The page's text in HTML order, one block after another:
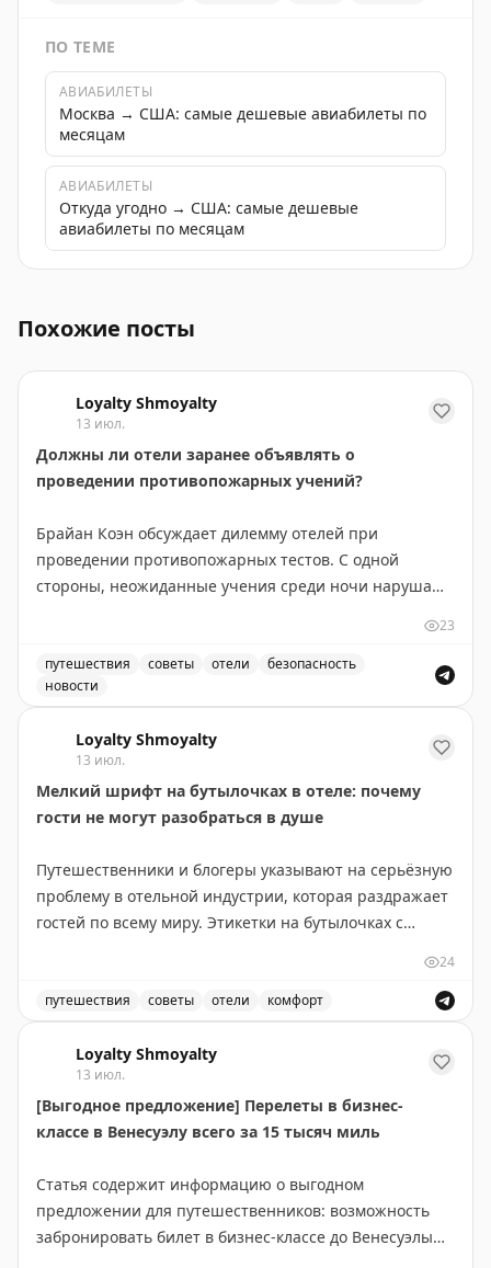
ПО ТЕМЕ
АВИАБИЛЕТЫ
Москва → США: самые дешевые авиабилеты по
месяцам
АВИАБИЛЕТЫ
Откуда угодно → США: самые дешевые
авиабилеты по месяцам
Похожие посты
Loyalty Shmoyalty
13 июл.
Должны ли отели заранее объявлять о
проведении противопожарных учений?
Брайан Коэн обсуждает дилемму отелей при
проведении противопожарных тестов. С одной
стороны, неожиданные учения среди ночи нарушают
неожиданности, что может снизить эффективность
подготовки к реальной чрезвычайной ситуации.
учения на 11 июля 2022 года с 11:00 до 15:00 —
удачный выбор времени, когда большинство гостей
не спят. Брайан делится личным опытом частых
ночных пожарных тревог во время командировок и
правильно действовать в чрезвычайной ситуации.
Вопрос остается открытым: как найти баланс между
комфортом гостей и эффективностью подготовки к
The Gate with Brian Cohen|Original
23
путешествия советы отели
безопасность
новости
Loyalty Shmoyalty
13 июл.
Мелкий шрифт на бутылочках в отеле: почему
гости не могут разобраться в душе
Путешественники и блогеры указывают на серьёзную
проблему в отельной индустрии, которая раздражает
гостей по всему миру. Этикетки на бутылочках с
практически невозможно прочитать без очков.
Проблема в том, что в ванной комнате, особенно в
душе, носить очки неудобно и непрактично. Гости
вынуждены либо надевать их в мокрую ванну, рискуя
их повредить, либо многократно выходить из душа,
предназначена. Это приводит к путанице — люди
случайно используют кондиционер вместо шампуня
или наоборот.
24
путешествия советы отели комфорт
Loyalty Shmoyalty
13 июл.
[Выгодное предложение] Перелеты в бизнес-
классе в Венесуэлу всего за 15 тысяч миль
Статья содержит информацию о выгодном
предложении для путешественников: возможность
забронировать билет в бизнес-классе до Венесуэлы